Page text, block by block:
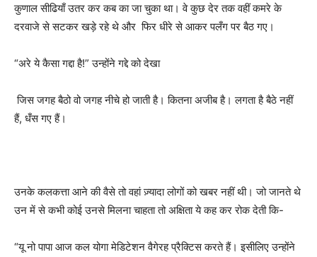
कुणाल सीढियाँ उतर कर कब का जा चुका था। वे कुछ देर तक वहीं कमरे के
दरवाजे से सटकर खड़े रहे थे और फिर धीरे से आकर पलँग पर बैठ गए।
“अरे ये कैसा गद्दा है!” उन्होंने गद्दे को देखा
जिस जगह बैठो वो जगह नीचे हो जाती है। कितना अजीब है। लगता है बैठे नहीं
हैं, धँस गए हैं।
उनके कलकत्ता आने की वैसे तो वहां ज़्यादा लोगों को खबर नहीं थी। जो जानते थे
उन में से कभी कोई उनसे मिलना चाहता तो अक्षिता ये कह कर रोक देती कि-
“यू नो पापा आज कल योगा मेडिटेशन वैगेरह प्रैक्टिस करते हैं। इसीलिए उन्होंने